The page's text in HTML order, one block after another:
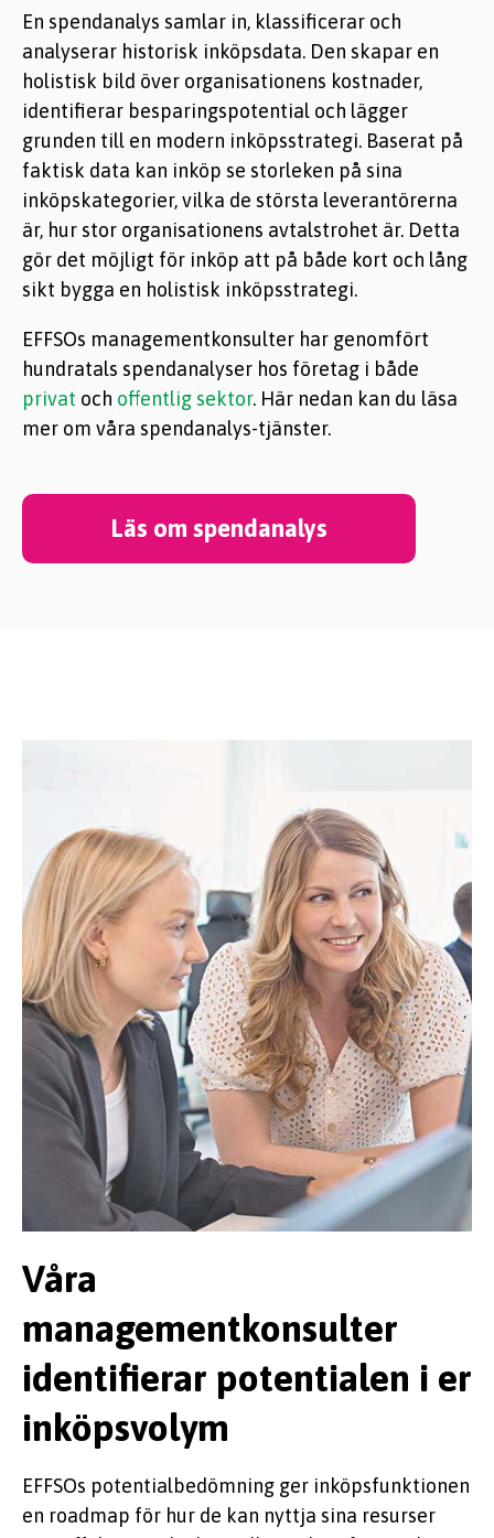
En spendanalys samlar in, klassificerar och
analyserar historisk inköpsdata. Den skapar en
holistisk bild över organisationens kostnader,
identifierar besparingspotential och lägger
grunden till en modern inköpsstrategi. Baserat på
faktisk data kan inköp se storleken på sina
inköpskategorier, vilka de största leverantörerna
är, hur stor organisationens avtalstrohet är. Detta
gör det möjligt för inköp att på både kort och lång
sikt bygga en holistisk inköpsstrategi.
EFFSOs managementkonsulter har genomfört
hundratals spendanalyser hos företag i både
privat och offentlig sektor. Här nedan kan du läsa
mer om våra spendanalys-tjänster.
Läs om spendanalys
Våra
managementkonsulter
identifierar potentialen i er
inköpsvolym
EFFSOs potentialbedömning ger inköpsfunktionen
en roadmap för hur de kan nyttja sina resurser